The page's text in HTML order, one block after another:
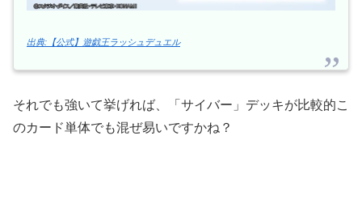
出典:【公式】遊戯王ラッシュデュエル
それでも強いて挙げれば、「サイバー」デッキが比較的こ
のカード単体でも混ぜ易いですかね？